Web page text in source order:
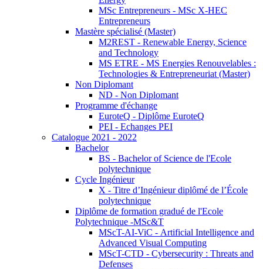
MSc Entrepreneurs - MSc X-HEC
Entrepreneurs
Mastère spécialisé (Master)
M2REST - Renewable Energy, Science
and Technology
MS ETRE - MS Energies Renouvelables :
Technologies & Entrepreneuriat (Master)
Non Diplomant
ND - Non Diplomant
Programme d'échange
EuroteQ - Diplôme EuroteQ
PEI - Echanges PEI
Catalogue 2021 - 2022
Bachelor
BS - Bachelor of Science de l'Ecole
polytechnique
Cycle Ingénieur
X - Titre d’Ingénieur diplômé de l’École
polytechnique
Diplôme de formation gradué de l'Ecole
Polytechnique -MSc&T
MScT-AI-ViC - Artificial Intelligence and
Advanced Visual Computing
MScT-CTD - Cybersecurity : Threats and
Defenses